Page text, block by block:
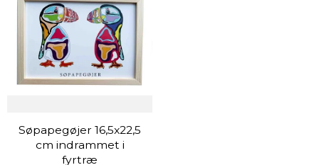
Søpapegøjer 16,5x22,5
cm indrammet i
fyrtræ